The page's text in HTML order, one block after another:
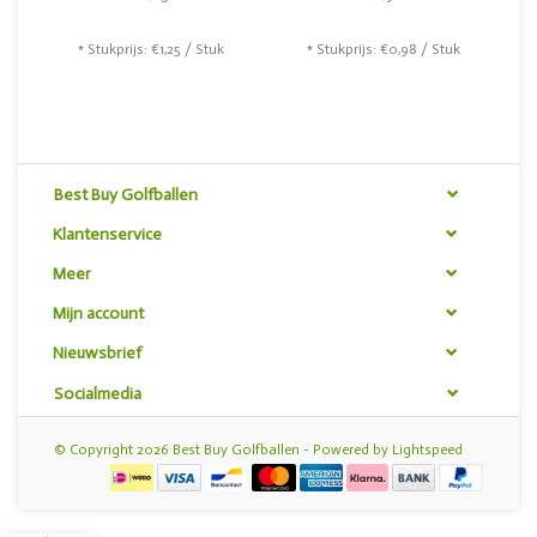
* Stukprijs: €1,25 / Stuk * Stukprijs: €0,98 / Stuk
Best Buy Golfballen
Klantenservice
Meer
Mijn account
Nieuwsbrief
Socialmedia
© Copyright 2026 Best Buy Golfballen - Powered by Lightspeed